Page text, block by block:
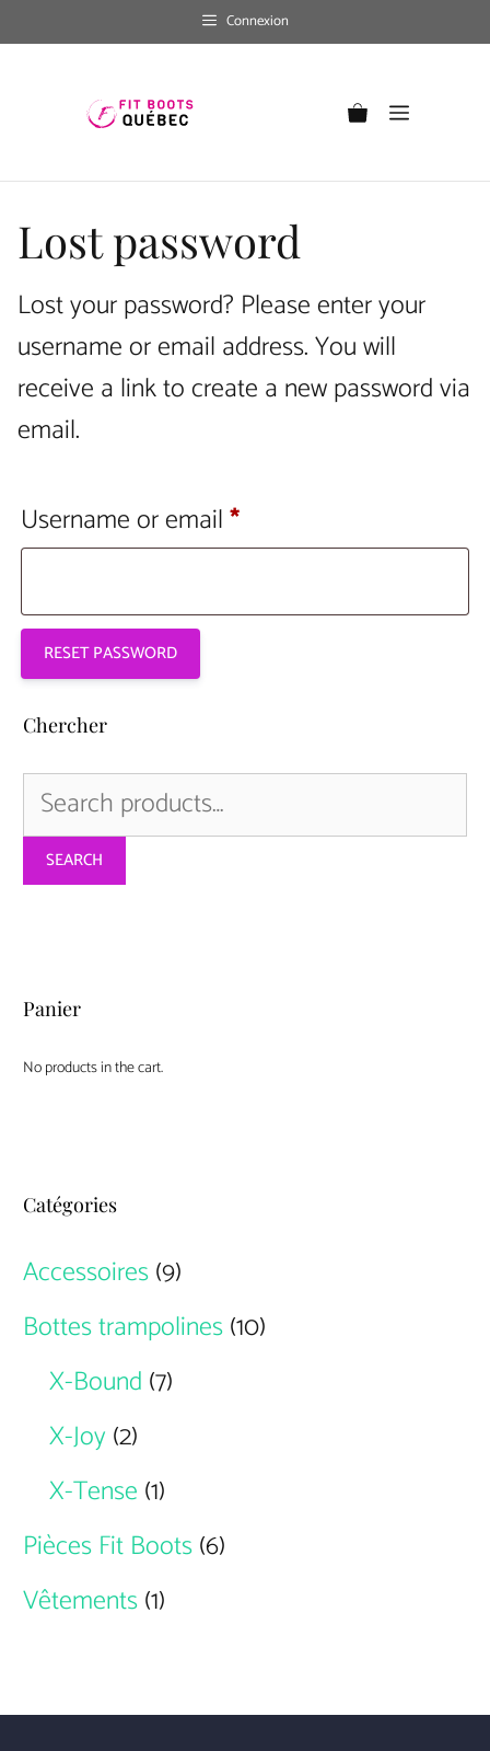
Connexion
Menu
Lost password
Lost your password? Please enter your
username or email address. You will
receive a link to create a new password via
email.
Username or email*Required
RESET PASSWORD
Chercher
Search
for:
SEARCH
Panier
No products in the cart.
Catégories
Accessoires(9)
Bottes trampolines(10)
X-Bound (7)
X-Joy (2)
X-Tense (1)
Pièces Fit Boots(6)
Vêtements(1)